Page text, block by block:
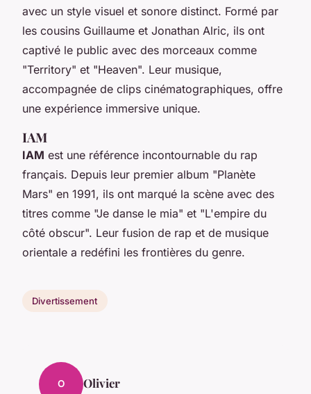
avec un style visuel et sonore distinct. Formé par
les cousins Guillaume et Jonathan Alric, ils ont
captivé le public avec des morceaux comme
"Territory" et "Heaven". Leur musique,
accompagnée de clips cinématographiques, offre
une expérience immersive unique.
IAM
IAM est une référence incontournable du rap
français. Depuis leur premier album "Planète
Mars" en 1991, ils ont marqué la scène avec des
titres comme "Je danse le mia" et "L'empire du
côté obscur". Leur fusion de rap et de musique
orientale a redéfini les frontières du genre.
Divertissement
O Olivier